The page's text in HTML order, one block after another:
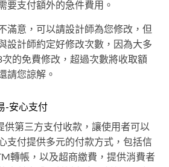
要支付額外的急件費用。
滿意，可以請設計師為您修改，但
設計師約定好修改次數，因為大多
的免費修改，超過次數將收取額
請您諒解。
-安心支付
供第三方支付收款，讓使用者可以
支付提供多元的付款方式，包括信
轉帳，以及超商繳費，提供消費者